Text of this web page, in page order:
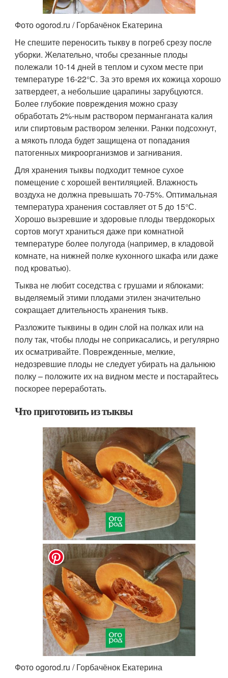
Фото ogorod.ru / Горбачёнок Екатерина
Не спешите переносить тыкву в погреб срезу после
уборки. Желательно, чтобы срезанные плоды
полежали 10-14 дней в теплом и сухом месте при
температуре 16-22°С. За это время их кожица хорошо
затвердеет, а небольшие царапины зарубцуются.
Более глубокие повреждения можно сразу
обработать 2%-ным раствором перманганата калия
или спиртовым раствором зеленки. Ранки подсохнут,
а мякоть плода будет защищена от попадания
патогенных микроорганизмов и загнивания.
Для хранения тыквы подходит темное сухое
помещение с хорошей вентиляцией. Влажность
воздуха не должна превышать 70-75%. Оптимальная
температура хранения составляет от 5 до 15°С.
Хорошо вызревшие и здоровые плоды твердокорых
сортов могут храниться даже при комнатной
температуре более полугода (например, в кладовой
комнате, на нижней полке кухонного шкафа или даже
под кроватью).
Тыква не любит соседства с грушами и яблоками:
выделяемый этими плодами этилен значительно
сокращает длительность хранения тыкв.
Разложите тыквины в один слой на полках или на
полу так, чтобы плоды не соприкасались, и регулярно
их осматривайте. Поврежденные, мелкие,
недозревшие плоды не следует убирать на дальнюю
полку – положите их на видном месте и постарайтесь
поскорее переработать.
Что приготовить из тыквы
Фото ogorod.ru / Горбачёнок Екатерина